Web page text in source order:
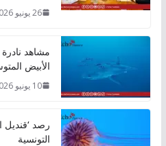
26 يونيو 2026
مشاهد
الأبيض
10 يونيو 2026
رصد ‘قنديل
التونسية